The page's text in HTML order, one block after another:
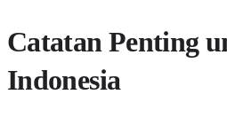
Catatan Penting
Indonesia